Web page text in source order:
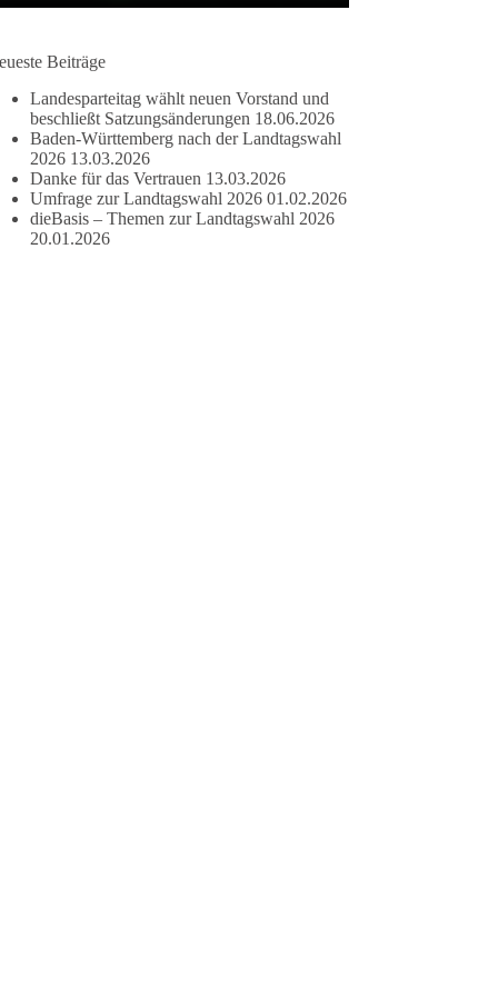
Beiträge
Landesparteitag wählt neuen Vorstand und
beschließt Satzungsänderungen 18.06.2026
Baden-Württemberg nach der Landtagswahl
2026 13.03.2026
Danke für das Vertrauen 13.03.2026
Umfrage zur Landtagswahl 2026 01.02.2026
dieBasis – Themen zur Landtagswahl 2026
20.01.2026